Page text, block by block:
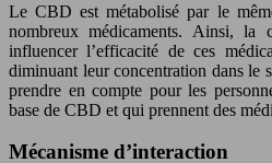
Le CBD est métabolisé par le
nombreux médicaments. Ainsi, la
influencer l’efficacité de ces
diminuant leur concentration dans le
prendre en compte pour les
base de CBD et qui prennent des
Mécanisme d’interaction